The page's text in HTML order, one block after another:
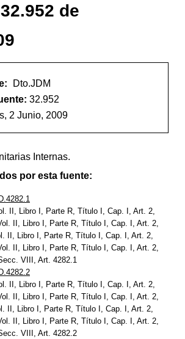
de
Dto.JDM
32.952
2 Junio, 2009
Internas.
por esta fuente:
D.4282.1
II, Libro I, Parte R, Título I, Cap. I, Art. 2,
II, Libro I, Parte R, Título I, Cap. I, Art. 2,
II, Libro I, Parte R, Título I, Cap. I, Art. 2,
II, Libro I, Parte R, Título I, Cap. I, Art. 2,
VIII, Art. 4282.1
D.4282.2
II, Libro I, Parte R, Título I, Cap. I, Art. 2,
II, Libro I, Parte R, Título I, Cap. I, Art. 2,
II, Libro I, Parte R, Título I, Cap. I, Art. 2,
II, Libro I, Parte R, Título I, Cap. I, Art. 2,
VIII, Art. 4282.2